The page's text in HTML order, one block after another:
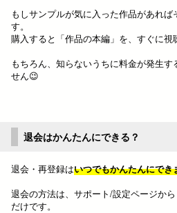
もしサンプルが気に入った作品があれ
す。
購入すると「作品の本編」を、すぐに視
もちろん、知らないうちに料金が発生
せん😉
退会はかんたんにできる？
退会・再登録はいつでもかんたんにでき
退会の方法は、サポート/設定ページか
だけです。